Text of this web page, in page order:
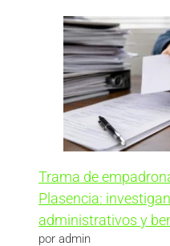
Trama de
Plasencia:
administrativos y
por admin